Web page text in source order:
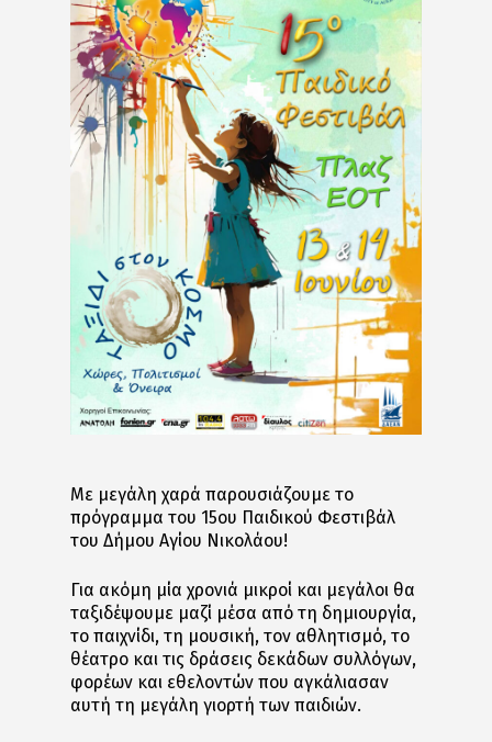
Με μεγάλη χαρά παρουσιάζουμε το
πρόγραμμα του 15ου Παιδικού Φεστιβάλ
του Δήμου Αγίου Νικολάου!
Για ακόμη μία χρονιά μικροί και μεγάλοι θα
ταξιδέψουμε μαζί μέσα από τη δημιουργία,
το παιχνίδι, τη μουσική, τον αθλητισμό, το
θέατρο και τις δράσεις δεκάδων συλλόγων,
φορέων και εθελοντών που αγκάλιασαν
αυτή τη μεγάλη γιορτή των παιδιών.